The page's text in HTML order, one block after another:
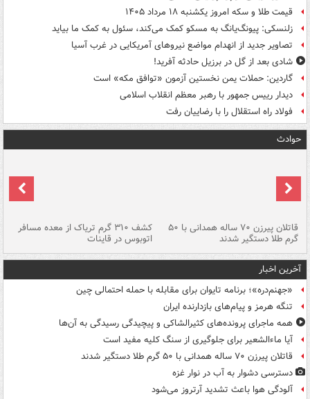
قیمت طلا و سکه امروز یکشنبه ۱۸ مرداد ۱۴۰۵
زلنسکی: پیونگ‌یانگ به مسکو کمک می‌کند، سئول به کمک ما بیاید
تصاویر جدید از انهدام مواضع نیروهای آمریکایی در غرب آسیا
شادی بعد از گل در برزیل حادثه آفرید!
گاردین: حملات یمن نخستین آزمون «توافق مکه» است
دیدار رییس جمهور با رهبر معظم انقلاب اسلامی
فولاد راه استقلال را با رضاییان رفت
حوادث
قاتلان پیرزن ۷۰ ساله همدانی با ۵۰
گرم طلا دستگیر شدند
کشف ۳۱۰ گرم تریاک از معده مسافر
اتوبوس در قاینات
آخرین اخبار
«جهنم‌دره»؛ برنامه تایوان برای مقابله با حمله احتمالی چین
تنگه هرمز و پیام‌های بازدارنده ایران
همه ماجرای پرونده‌های کثیرالشاکی و پیچیدگی رسیدگی به آن‌ها
آیا ماءالشعیر برای جلوگیری از سنگ کلیه مفید است
قاتلان پیرزن ۷۰ ساله همدانی با ۵۰ گرم طلا دستگیر شدند
دسترسی دشوار به آب در نوار غزه
آلودگی هوا باعث تشدید آرتروز می‌شود